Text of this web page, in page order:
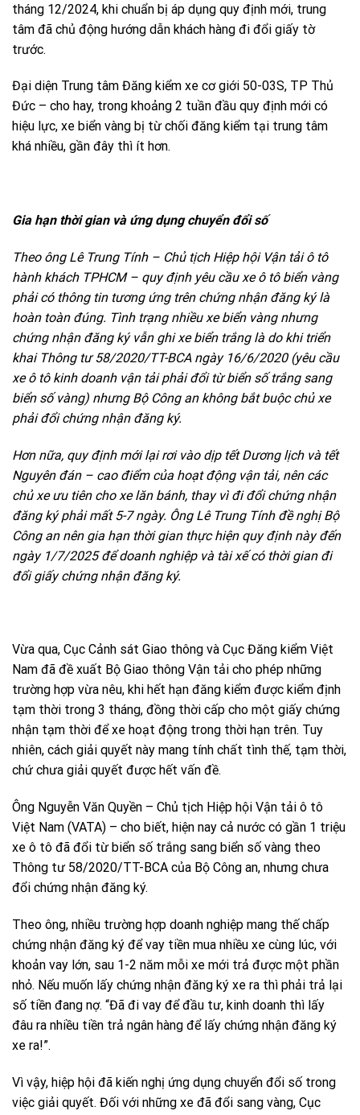
tháng 12/2024, khi chuẩn bị áp dụng quy định mới, trung
tâm đã chủ động hướng dẫn khách hàng đi đổi giấy tờ
trước.
Đại diện Trung tâm Đăng kiểm xe cơ giới 50-03S, TP Thủ
Đức – cho hay, trong khoảng 2 tuần đầu quy định mới có
hiệu lực, xe biển vàng bị từ chối đăng kiểm tại trung tâm
khá nhiều, gần đây thì ít hơn.
Gia hạn thời gian và ứng dụng chuyển đổi số
Theo ông Lê Trung Tính – Chủ tịch Hiệp hội Vận tải ô tô
hành khách TPHCM – quy định yêu cầu xe ô tô biển vàng
phải có thông tin tương ứng trên chứng nhận đăng ký là
hoàn toàn đúng. Tình trạng nhiều xe biển vàng nhưng
chứng nhận đăng ký vẫn ghi xe biển trắng là do khi triển
khai Thông tư 58/2020/TT-BCA ngày 16/6/2020 (yêu cầu
xe ô tô kinh doanh vận tải phải đổi từ biển số trắng sang
biển số vàng) nhưng Bộ Công an không bắt buộc chủ xe
phải đổi chứng nhận đăng ký.
Hơn nữa, quy định mới lại rơi vào dịp tết Dương lịch và tết
Nguyên đán – cao điểm của hoạt động vận tải, nên các
chủ xe ưu tiên cho xe lăn bánh, thay vì đi đổi chứng nhận
đăng ký phải mất 5-7 ngày. Ông Lê Trung Tính đề nghị Bộ
Công an nên gia hạn thời gian thực hiện quy định này đến
ngày 1/7/2025 để doanh nghiệp và tài xế có thời gian đi
đổi giấy chứng nhận đăng ký.
Vừa qua, Cục Cảnh sát Giao thông và Cục Đăng kiểm Việt
Nam đã đề xuất Bộ Giao thông Vận tải cho phép những
trường hợp vừa nêu, khi hết hạn đăng kiểm được kiểm định
tạm thời trong 3 tháng, đồng thời cấp cho một giấy chứng
nhận tạm thời để xe hoạt động trong thời hạn trên. Tuy
nhiên, cách giải quyết này mang tính chất tình thế, tạm thời,
chứ chưa giải quyết được hết vấn đề.
Ông Nguyễn Văn Quyền – Chủ tịch Hiệp hội Vận tải ô tô
Việt Nam (VATA) – cho biết, hiện nay cả nước có gần 1 triệu
xe ô tô đã đổi từ biển số trắng sang biển số vàng theo
Thông tư 58/2020/TT-BCA của Bộ Công an, nhưng chưa
đổi chứng nhận đăng ký.
Theo ông, nhiều trường hợp doanh nghiệp mang thế chấp
chứng nhận đăng ký để vay tiền mua nhiều xe cùng lúc, với
khoản vay lớn, sau 1-2 năm mỗi xe mới trả được một phần
nhỏ. Nếu muốn lấy chứng nhận đăng ký xe ra thì phải trả lại
số tiền đang nợ. “Đã đi vay để đầu tư, kinh doanh thì lấy
đâu ra nhiều tiền trả ngân hàng để lấy chứng nhận đăng ký
xe ra!”.
Vì vậy, hiệp hội đã kiến nghị ứng dụng chuyển đổi số trong
việc giải quyết. Đối với những xe đã đổi sang vàng, Cục